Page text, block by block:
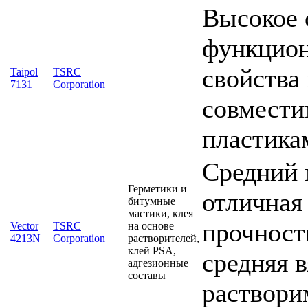
Taipol
7131
TSRC
Corporation
Высокое
Vector
4213N
TSRC
Corporation
Герметики и
битумные
мастики, клея
на основе
растворителей,
клей PSA,
адгезионные
составы
Средний
средняя